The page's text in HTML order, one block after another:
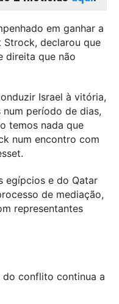
em ganhar a
Strock, declarou que
direita que não
Israel à vitória,
período de dias,
temos nada que
num encontro com
egípcios e do Qatar
de mediação,
representantes
do conflito continua a